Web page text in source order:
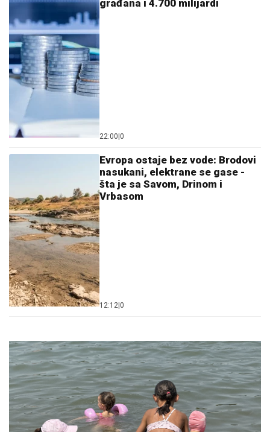
građana i 4.700 milijardi
22:00 0
Evropa ostaje bez vode: Brodovi
nasukani, elektrane se gase -
šta je sa Savom, Drinom i
Vrbasom
12:12 0